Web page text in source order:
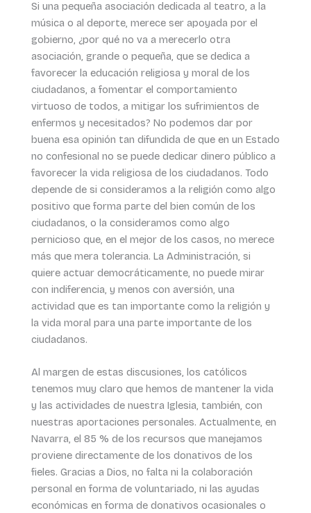
Si una pequeña asociación dedicada al teatro, a la
música o al deporte, merece ser apoyada por el
gobierno, ¿por qué no va a merecerlo otra
asociación, grande o pequeña, que se dedica a
favorecer la educación religiosa y moral de los
ciudadanos, a fomentar el comportamiento
virtuoso de todos, a mitigar los sufrimientos de
enfermos y necesitados? No podemos dar por
buena esa opinión tan difundida de que en un Estado
no confesional no se puede dedicar dinero público a
favorecer la vida religiosa de los ciudadanos. Todo
depende de si consideramos a la religión como algo
positivo que forma parte del bien común de los
ciudadanos, o la consideramos como algo
pernicioso que, en el mejor de los casos, no merece
más que mera tolerancia. La Administración, si
quiere actuar democráticamente, no puede mirar
con indiferencia, y menos con aversión, una
actividad que es tan importante como la religión y
la vida moral para una parte importante de los
ciudadanos.
Al margen de estas discusiones, los católicos
tenemos muy claro que hemos de mantener la vida
y las actividades de nuestra Iglesia, también, con
nuestras aportaciones personales. Actualmente, en
Navarra, el 85 % de los recursos que manejamos
proviene directamente de los donativos de los
fieles. Gracias a Dios, no falta ni la colaboración
personal en forma de voluntariado, ni las ayudas
económicas en forma de donativos ocasionales o